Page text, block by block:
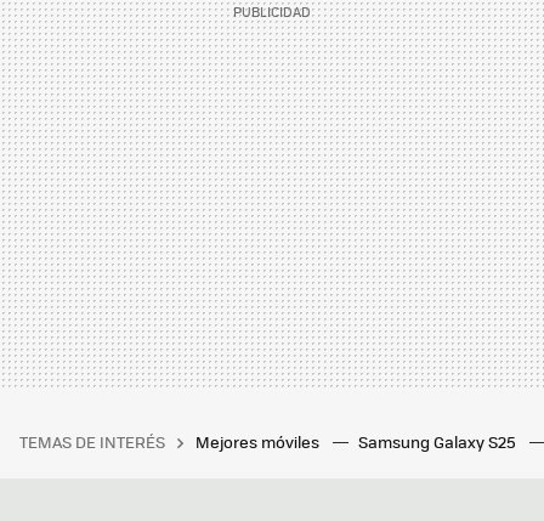
TEMAS DE INTERÉS Mejores móviles Samsung Galaxy S25